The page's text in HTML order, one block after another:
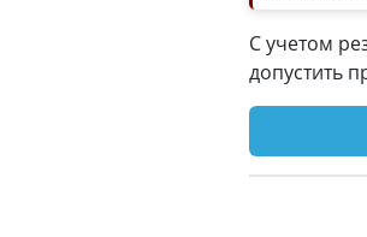
С учетом
допустить